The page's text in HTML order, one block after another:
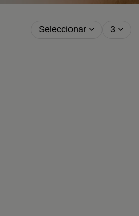
Seleccionar 3